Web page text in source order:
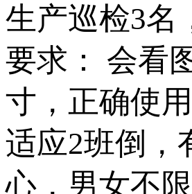
生产巡检3名
要求： 会看
寸，正确使
适应2班倒，
心，男女不